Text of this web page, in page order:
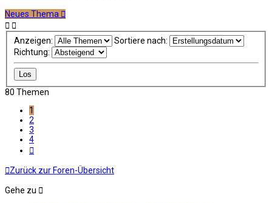
Neues Thema
Anzeigen:
Sortiere nach:
Richtung:
80 Themen
1
2
3
4
Zurück zur Foren-Übersicht
Gehe zu